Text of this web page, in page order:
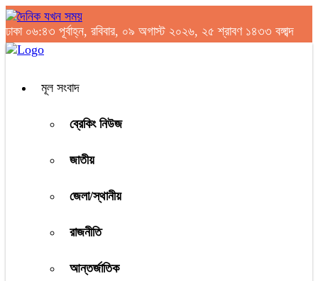
ঢাকা ০৬:৪৩ পূর্বাহ্ন, রবিবার, ০৯ অগাস্ট ২০২৬, ২৫ শ্রাবণ ১৪৩৩ বঙ্গাব্দ
মূল সংবাদ
ব্রেকিং নিউজ
জাতীয়
জেলা/স্থানীয়
রাজনীতি
আন্তর্জাতিক